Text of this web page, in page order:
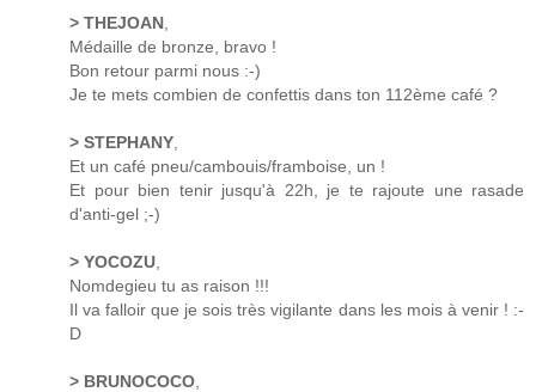
> THEJOAN
Médaille de bronze, bravo !
Bon retour parmi nous :-)
Je te mets combien de confettis dans ton 112ème café ?
> STEPHANY
Et un café pneu/cambouis/framboise, un !
Et pour bien tenir jusqu'à 22h, je te rajoute une rasade
d'anti-gel ;-)
> YOCOZU
Nomdegieu tu as raison !!!
Il va falloir que je sois très vigilante dans les mois à venir ! :-
D
> BRUNOCOCO